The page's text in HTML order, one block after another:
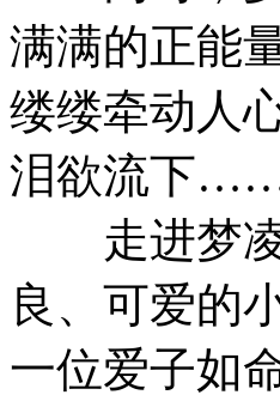
满满的正能量
缕缕牵动人
泪欲流下
走进梦凌
良、可爱的
一位爱子如